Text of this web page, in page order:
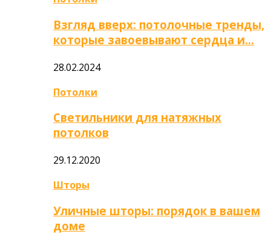
Взгляд вверх: потолочные тренды,
которые завоевывают сердца и…
28.02.2024
Потолки
Светильники для натяжных
потолков
29.12.2020
Шторы
Уличные шторы: порядок в вашем
доме